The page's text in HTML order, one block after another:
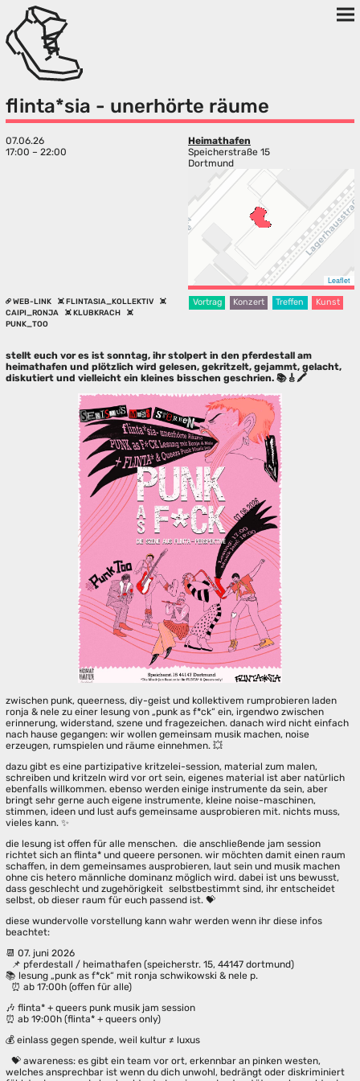
flinta*sia - unerhörte räume
07.06.26
17:00 – 22:00
Heimathafen
Speicherstraße 15
Dortmund
Leaflet
WEB-LINK
FLINTASIA_KOLLEKTIV
CAIPI_RONJA
KLUBKRACH
PUNK_TOO
Vortrag Konzert Treffen Kunst
stellt euch vor es ist sonntag, ihr stolpert in den pferdestall am
heimathafen und plötzlich wird gelesen, gekritzelt, gejammt, gelacht,
diskutiert und vielleicht ein kleines bisschen geschrien. 📚🎸🖍️
zwischen punk, queerness, diy-geist und kollektivem rumprobieren laden
ronja & nele zu einer lesung von „punk as f*ck“ ein, irgendwo zwischen
erinnerung, widerstand, szene und fragezeichen. danach wird nicht einfach
nach hause gegangen: wir wollen gemeinsam musik machen, noise
erzeugen, rumspielen und räume einnehmen. 💥
dazu gibt es eine partizipative kritzelei-session, material zum malen,
schreiben und kritzeln wird vor ort sein, eigenes material ist aber natürlich
ebenfalls willkommen. ebenso werden einige instrumente da sein, aber
bringt sehr gerne auch eigene instrumente, kleine noise-maschinen,
stimmen, ideen und lust aufs gemeinsame ausprobieren mit. nichts muss,
vieles kann. ✨
die lesung ist offen für alle menschen. die anschließende jam session
richtet sich an flinta* und queere personen. wir möchten damit einen raum
schaffen, in dem gemeinsames ausprobieren, laut sein und musik machen
ohne cis hetero männliche dominanz möglich wird. dabei ist uns bewusst,
dass geschlecht und zugehörigkeit selbstbestimmt sind, ihr entscheidet
selbst, ob dieser raum für euch passend ist. 💝
diese wundervolle vorstellung kann wahr werden wenn ihr diese infos
beachtet:
📆 07. juni 2026
📌 pferdestall / heimathafen (speicherstr. 15, 44147 dortmund)
📚 lesung „punk as f*ck“ mit ronja schwikowski & nele p.
⏰ ab 17:00h (offen für alle)
🎶 flinta* + queers punk musik jam session
⏰ ab 19:00h (flinta* + queers only)
💰 einlass gegen spende, weil kultur ≠ luxus
💝 awareness: es gibt ein team vor ort, erkennbar an pinken westen,
welches ansprechbar ist wenn du dich unwohl, bedrängt oder diskriminiert